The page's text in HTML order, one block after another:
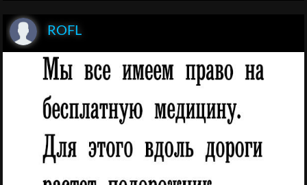
ROFL